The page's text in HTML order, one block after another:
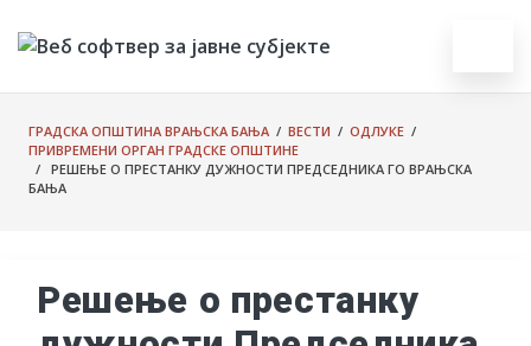
ГРАДСКА ОПШТИНА ВРАЊСКА БАЊА / ВЕСТИ / ОДЛУКЕ /
ПРИВРЕМЕНИ ОРГАН ГРАДСКЕ ОПШТИНЕ
/ РЕШЕЊЕ О ПРЕСТАНКУ ДУЖНОСТИ ПРЕДСЕДНИКА ГО ВРАЊСКА
БАЊА
Решење о престанку